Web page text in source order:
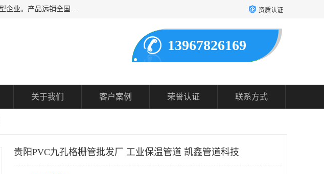
凯鑫管道科技有限公司是一家专业生产PPH、CPVC各类塑料阀门、塑料管道等非金属防腐化工设备的大型企业。产品远销全国三十一个省、市、自治区,广泛应用于化工、石油、氯碱、染料、制药、农药等行业，深受广大用户欢迎，是目前国内生产化工泵、阀门规模较大的生产基地之一。 资质认证
13967826169
关于我们 客户案例 荣誉认证 联系方式
贵阳PVC九孔格栅管批发厂 工业保温管道 凯鑫管道科技